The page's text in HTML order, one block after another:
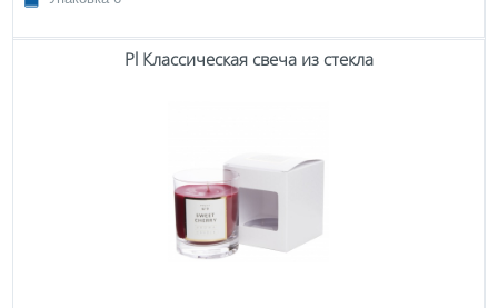
Pl Классическая свеча из стекла